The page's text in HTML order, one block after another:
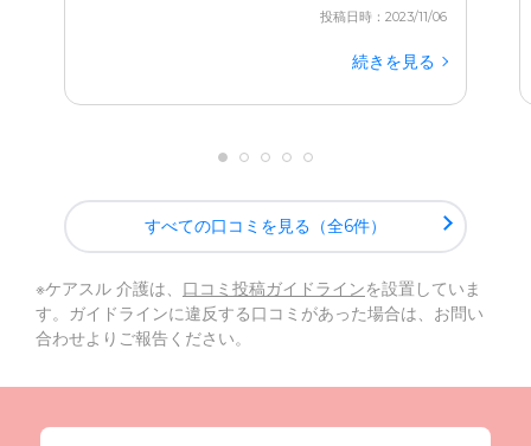
投稿日時：2023/11/06
続きを見る
すべての口コミを見る（全6件）
※ケアスル 介護は、 口コミ投稿ガイドラインを設置していま
す。ガイドラインに違反する口コミがあった場合は、お問い
合わせよりご報告ください。